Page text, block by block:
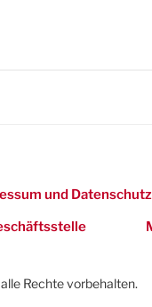
und Datenschutz
alle Rechte vorbehalten.